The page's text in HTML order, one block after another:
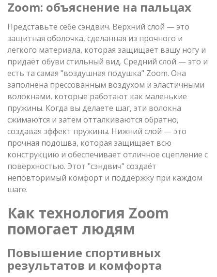
Zoom: объяснение на пальцах
Представьте себе сэндвич. Верхний слой — это
защитная оболочка, сделанная из прочного и
легкого материала, которая защищает вашу ногу и
придаёт обуви стильный вид. Средний слой — это и
есть та самая "воздушная подушка" Zoom. Она
заполнена прессованным воздухом и эластичными
волокнами, которые работают как маленькие
пружины. Когда вы делаете шаг, эти волокна
сжимаются и затем отталкиваются обратно,
создавая эффект пружины. Нижний слой — это
прочная подошва, которая защищает всю
конструкцию и обеспечивает отличное сцепление с
поверхностью. Этот "сэндвич" создаёт
неповторимый комфорт и поддержку при каждом
шаге.
Как технология Zoom
помогает людям
Повышение спортивных
результатов и комфорта